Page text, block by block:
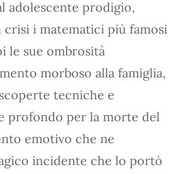
adolescente prodigio,
i matematici più famosi
le sue ombrosità
morboso alla famiglia,
tecniche e
profondo per la morte del
emotivo che ne
incidente che lo portò